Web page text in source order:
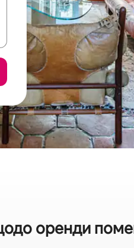
оренди